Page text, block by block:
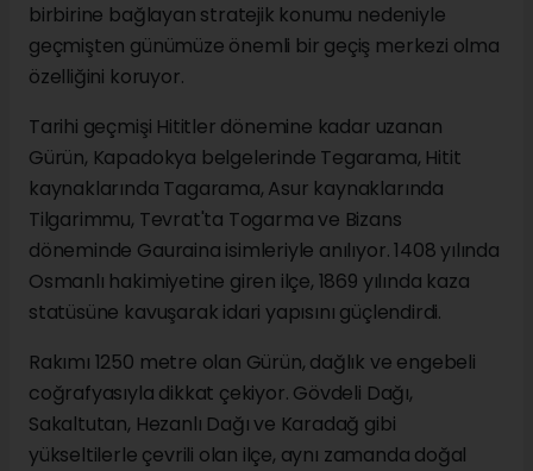
birbirine bağlayan stratejik konumu nedeniyle
geçmişten günümüze önemli bir geçiş merkezi olma
özelliğini koruyor.
Tarihi geçmişi Hititler dönemine kadar uzanan
Gürün, Kapadokya belgelerinde Tegarama, Hitit
kaynaklarında Tagarama, Asur kaynaklarında
Tilgarimmu, Tevrat'ta Togarma ve Bizans
döneminde Gauraina isimleriyle anılıyor. 1408 yılında
Osmanlı hakimiyetine giren ilçe, 1869 yılında kaza
statüsüne kavuşarak idari yapısını güçlendirdi.
Rakımı 1250 metre olan Gürün, dağlık ve engebeli
coğrafyasıyla dikkat çekiyor. Gövdeli Dağı,
Sakaltutan, Hezanlı Dağı ve Karadağ gibi
yükseltilerle çevrili olan ilçe, aynı zamanda doğal